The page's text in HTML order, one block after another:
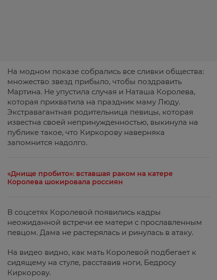
На модном показе собрались все сливки общества:
множество звезд прибыло, чтобы поздравить
Мартина. Не упустила случая и Наташа Королева,
которая прихватила на праздник маму Люду.
Экстравагантная родительница певицы, которая
известна своей непринужденностью, выкинула на
публике такое, что Киркорову наверняка
запомнится надолго.
«Днище пробито»: вставшая раком на катере
Королева шокировала россиян
В соцсетях Королевой появились кадры
неожиданной встречи ее матери с прославленным
певцом. Дама не растерялась и ринулась в атаку.
На видео видно, как мать Королевой подбегает к
сидящему на стуле, расставив ноги, Бедросу
Киркорову.